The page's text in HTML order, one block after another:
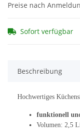
Preise nach
Sofort verfügbar
Beschreibung
Hochwertiges
funktionell
Volumen: 2,5